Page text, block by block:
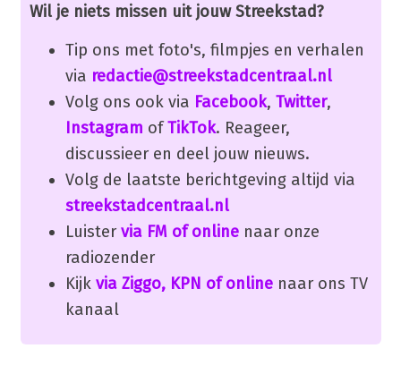
Wil je niets missen uit jouw Streekstad?
Tip ons met foto's, filmpjes en verhalen
via redactie@streekstadcentraal.nl
Volg ons ook via Facebook, Twitter,
Instagram ofTikTok. Reageer,
discussieer en deel jouw nieuws.
Volg de laatste berichtgeving altijd via
streekstadcentraal.nl
Luister via FM of onlinenaar onze
radiozender
Kijk via Ziggo, KPN of onlinenaar ons TV
kanaal